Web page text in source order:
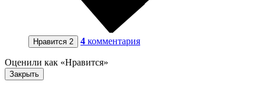
Нравится 2 4 комментария
Оценили как «Нравится»
Закрыть